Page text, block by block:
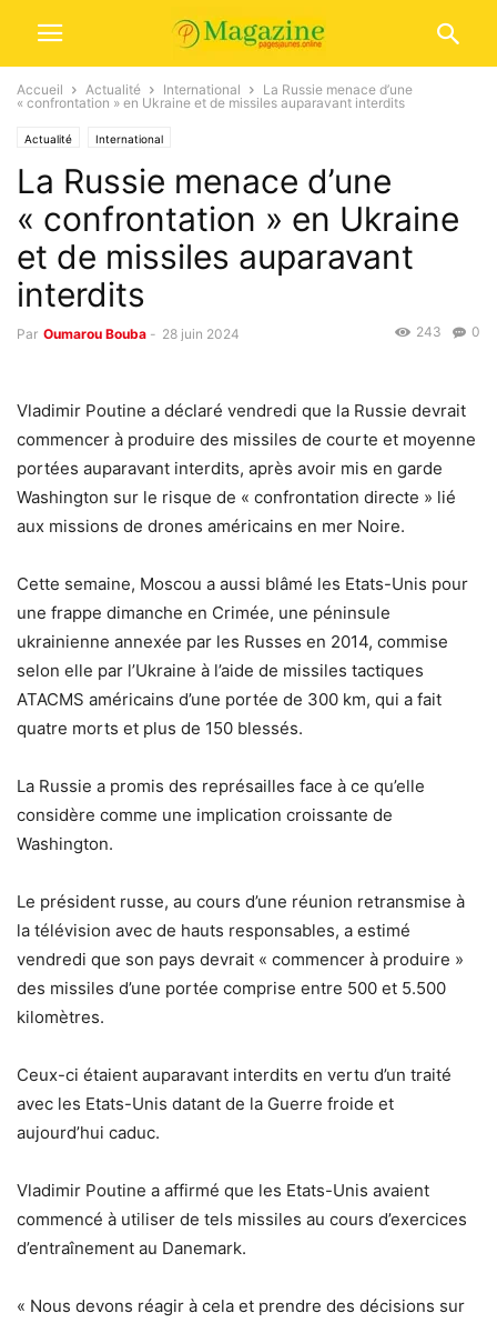
Accueil Actualité International
La Russie menace d’une
« confrontation » en Ukraine et de missiles auparavant interdits
Actualité International
La Russie menace d’une
« confrontation » en Ukraine
et de missiles auparavant
interdits
Par Oumarou Bouba - 28 juin 2024 0
243
Vladimir Poutine a déclaré vendredi que la Russie devrait
commencer à produire des missiles de courte et moyenne
portées auparavant interdits, après avoir mis en garde
Washington sur le risque de « confrontation directe » lié
aux missions de drones américains en mer Noire.
Cette semaine, Moscou a aussi blâmé les Etats-Unis pour
une frappe dimanche en Crimée, une péninsule
ukrainienne annexée par les Russes en 2014, commise
selon elle par l’Ukraine à l’aide de missiles tactiques
ATACMS américains d’une portée de 300 km, qui a fait
quatre morts et plus de 150 blessés.
La Russie a promis des représailles face à ce qu’elle
considère comme une implication croissante de
Washington.
Le président russe, au cours d’une réunion retransmise à
la télévision avec de hauts responsables, a estimé
vendredi que son pays devrait « commencer à produire »
des missiles d’une portée comprise entre 500 et 5.500
kilomètres.
Ceux-ci étaient auparavant interdits en vertu d’un traité
avec les Etats-Unis datant de la Guerre froide et
aujourd’hui caduc.
Vladimir Poutine a affirmé que les Etats-Unis avaient
commencé à utiliser de tels missiles au cours d’exercices
d’entraînement au Danemark.
« Nous devons réagir à cela et prendre des décisions sur